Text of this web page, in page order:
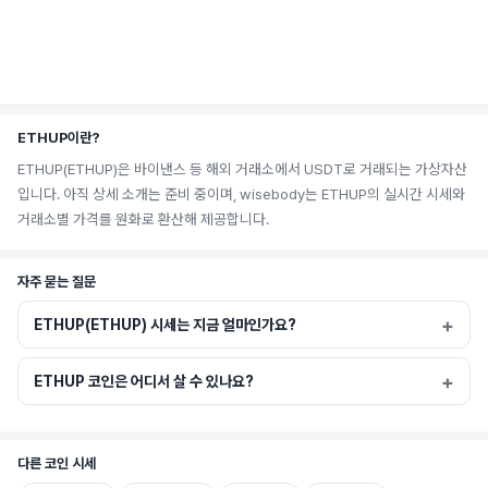
ETHUP이란?
ETHUP(ETHUP)은 바이낸스 등 해외 거래소에서 USDT로 거래되는 가상자산
입니다. 아직 상세 소개는 준비 중이며, wisebody는 ETHUP의 실시간 시세와
거래소별 가격를 원화로 환산해 제공합니다.
자주 묻는 질문
ETHUP(ETHUP) 시세는 지금 얼마인가요?
ETHUP 코인은 어디서 살 수 있나요?
다른 코인 시세